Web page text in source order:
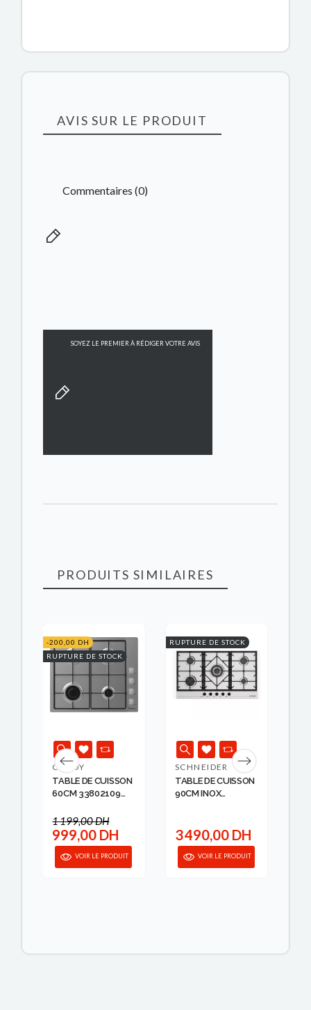
AVIS SUR LE PRODUIT
Commentaires (0)
SOYEZ LE PREMIER À RÉDIGER VOTRE AVIS
PRODUITS SIMILAIRES
-200,00 DH
RUPTURE DE STOCK
CANDY
TABLE DE CUISSON
60CM 33802109
1 199,00 DH
999,00 DH
VOIR LE PRODUIT
RUPTURE DE STOCK
SCHNEIDER
TABLE DE CUISSON
90CM INOX
3 490,00 DH
VOIR LE PRODUIT